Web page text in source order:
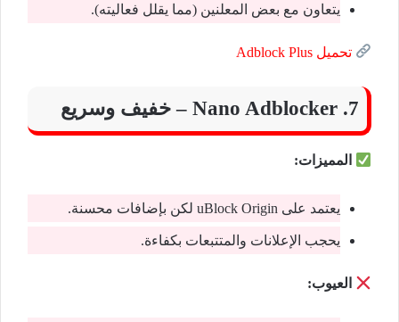
يتعاون مع بعض المعلنين (مما يقلل فعاليته).
تحميل Adblock Plus
7. Nano Adblocker – خفيف وسريع
المميزات:
يعتمد على uBlock Origin لكن بإضافات محسنة.
يحجب الإعلانات والمتتبعات بكفاءة.
العيوب: